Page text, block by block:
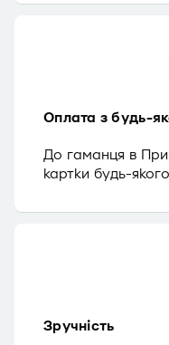
Оплата з будь-
До гаманця в
картки будь-
Зручність